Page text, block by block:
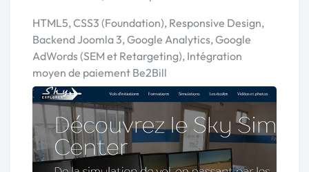
HTML5, CSS3 (Foundation), Responsive Design,
Backend Joomla 3, Google Analytics, Google
AdWords (SEM et Retargeting), Intégration
moyen de paiement Be2Bill